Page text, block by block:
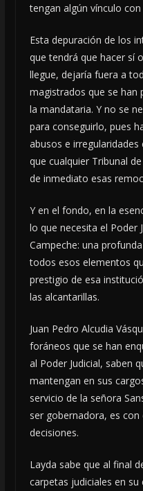
tengan algún vínculo
Esta depuración de los
que tendrá que hacer sí
llegue, dejaría fuera a
magistrados que se han
la mandataria. Y no se
para conseguirlo, pues
abusos e
que cualquier Tribunal
de inmediato esas
Y en el fondo, en la
lo que necesita el Poder
Campeche: una
todos esos elementos
prestigio de esa
las alcantarillas.
Juan Pedro Alcudia
foráneos que se han
al Poder Judicial, saben
mantengan en sus
servicio de la señora
ser gobernadora, es
decisiones.
Layda sabe que al final
carpetas judiciales en